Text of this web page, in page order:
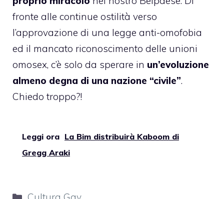
fronte alle continue ostilità verso
l’approvazione di una legge anti-omofobia
ed il mancato riconoscimento delle unioni
omosex, c’è solo da sperare in un’evoluzione
almeno degna di una nazione “civile”.
Chiedo troppo?!
Leggi ora La Bim distribuirà Kaboom di
Gregg Araki
Categorie